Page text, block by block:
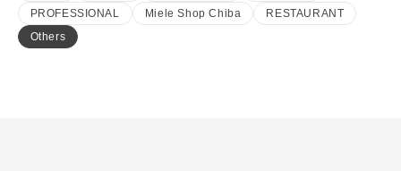
PROFESSIONAL
Miele Shop Chiba
RESTAURANT
Others